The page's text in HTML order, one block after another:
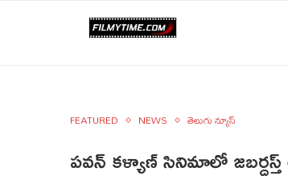
FEATURED NEWS తెలుగు న్యూస్
పవన్ కళ్యాణ్ సినిమాలో